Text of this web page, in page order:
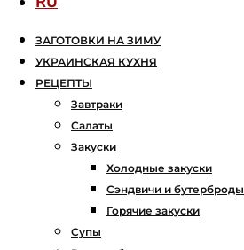
ЗАГОТОВКИ НА ЗИМУ
УКРАИНСКАЯ КУХНЯ
РЕЦЕПТЫ
Завтраки
Салаты
Закуски
Холодные закуски
Сэндвичи и бутерброды
Горячие закуски
Супы